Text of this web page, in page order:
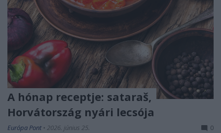
A hónap receptje: sataraš,
Horvátország nyári lecsója
Európa Pont • 2026. június 25. 0